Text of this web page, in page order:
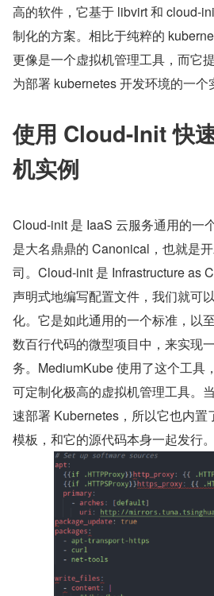
高的软件，它基于 libvirt 和 cloud-
制化的方案。相比于纯粹的
更像是一个虚拟机管理工具，而它
为部署 kubernetes 开发环境的一个
使用 Cloud-Init 快
机实例
Cloud-init 是 IaaS 云服务通用的一
是大名鼎鼎的 Canonical，也就是
司。Cloud-init 是 Infrastructure as
声明式地编写配置文件，我们就可
化。它是如此通用的一个标准，以
数百行代码的微型项目中，来实现
务。MediumKube 使用了这个工具
可定制化极高的虚拟机管理工具。
速部署 Kubernetes，所以它也内置
模板，和它的源代码本身一起发行。